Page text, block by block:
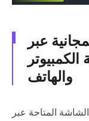
عبر
والهاتف
المتاحة عبر